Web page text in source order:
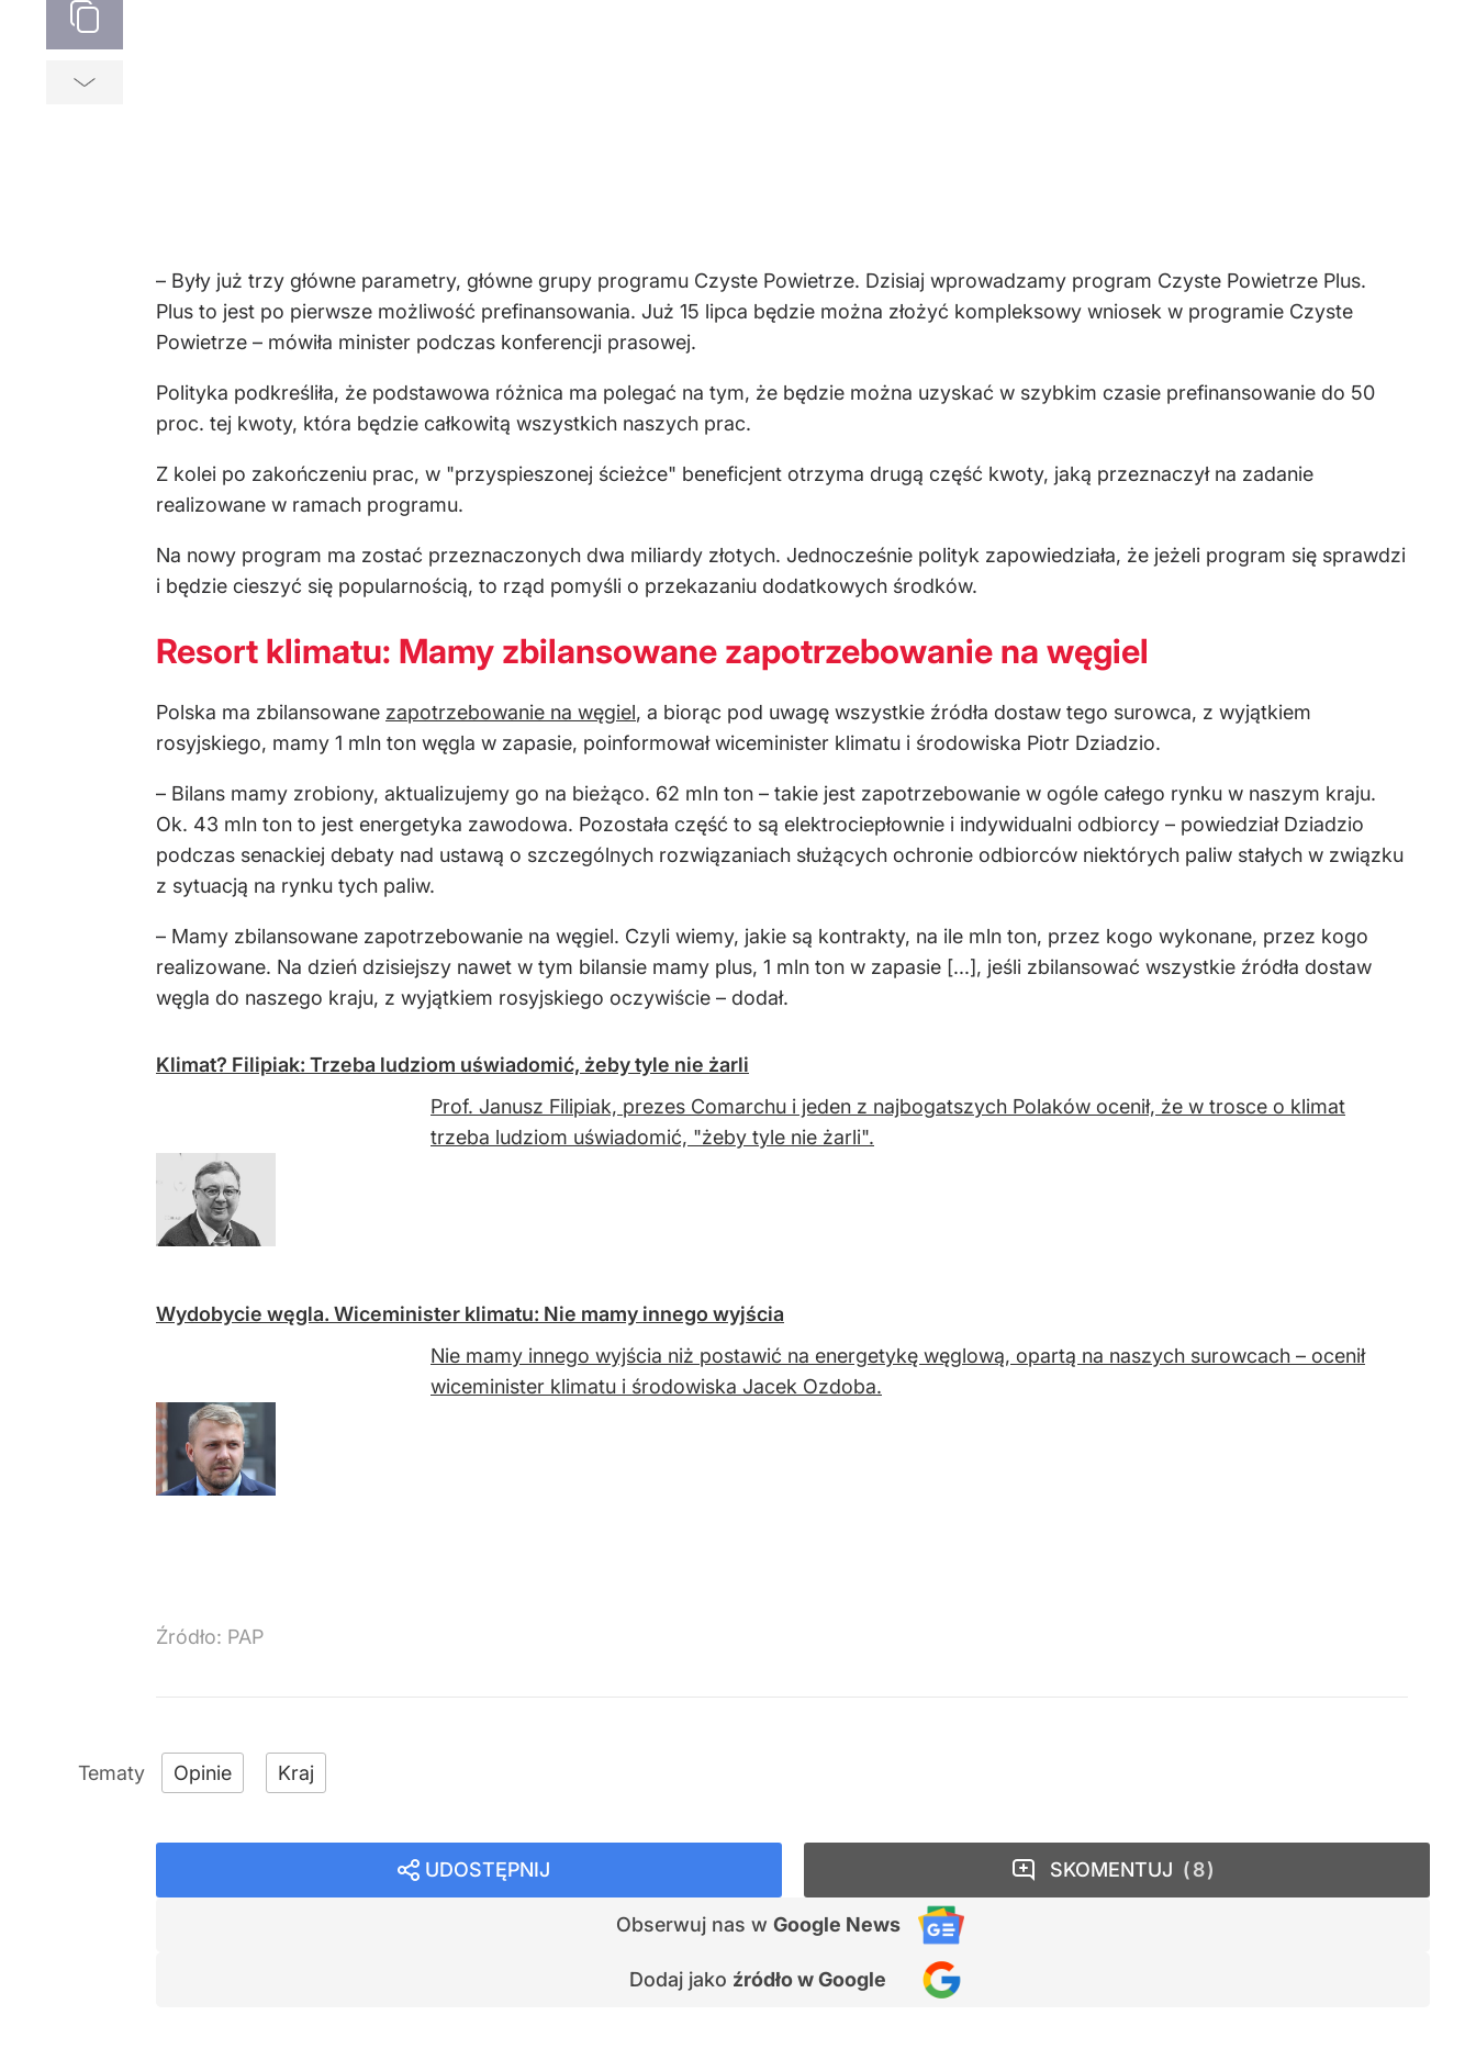
– Były już trzy główne parametry, główne grupy programu Czyste Powietrze. Dzisiaj wprowadzamy program Czyste Powietrze Plus.
Plus to jest po pierwsze możliwość prefinansowania. Już 15 lipca będzie można złożyć kompleksowy wniosek w programie Czyste
Powietrze – mówiła minister podczas konferencji prasowej.
Polityka podkreśliła, że podstawowa różnica ma polegać na tym, że będzie można uzyskać w szybkim czasie prefinansowanie do 50
proc. tej kwoty, która będzie całkowitą wszystkich naszych prac.
Z kolei po zakończeniu prac, w "przyspieszonej ścieżce" beneficjent otrzyma drugą część kwoty, jaką przeznaczył na zadanie
realizowane w ramach programu.
Na nowy program ma zostać przeznaczonych dwa miliardy złotych. Jednocześnie polityk zapowiedziała, że jeżeli program się sprawdzi
i będzie cieszyć się popularnością, to rząd pomyśli o przekazaniu dodatkowych środków.
Resort klimatu: Mamy zbilansowane zapotrzebowanie na węgiel
Polska ma zbilansowane zapotrzebowanie na węgiel, a biorąc pod uwagę wszystkie źródła dostaw tego surowca, z wyjątkiem
rosyjskiego, mamy 1 mln ton węgla w zapasie, poinformował wiceminister klimatu i środowiska Piotr Dziadzio.
– Bilans mamy zrobiony, aktualizujemy go na bieżąco. 62 mln ton – takie jest zapotrzebowanie w ogóle całego rynku w naszym kraju.
Ok. 43 mln ton to jest energetyka zawodowa. Pozostała część to są elektrociepłownie i indywidualni odbiorcy – powiedział Dziadzio
podczas senackiej debaty nad ustawą o szczególnych rozwiązaniach służących ochronie odbiorców niektórych paliw stałych w związku
z sytuacją na rynku tych paliw.
– Mamy zbilansowane zapotrzebowanie na węgiel. Czyli wiemy, jakie są kontrakty, na ile mln ton, przez kogo wykonane, przez kogo
realizowane. Na dzień dzisiejszy nawet w tym bilansie mamy plus, 1 mln ton w zapasie [...], jeśli zbilansować wszystkie źródła dostaw
węgla do naszego kraju, z wyjątkiem rosyjskiego oczywiście – dodał.
Klimat? Filipiak: Trzeba ludziom uświadomić, żeby tyle nie żarli
Prof. Janusz Filipiak, prezes Comarchu i jeden z najbogatszych Polaków ocenił, że w trosce o klimat
trzeba ludziom uświadomić, "żeby tyle nie żarli".
Wydobycie węgla. Wiceminister klimatu: Nie mamy innego wyjścia
Nie mamy innego wyjścia niż postawić na energetykę węglową, opartą na naszych surowcach – ocenił
wiceminister klimatu i środowiska Jacek Ozdoba.
Źródło: PAP
Opinie Kraj
UDOSTĘPNIJ
Obserwuj nas w Google News
Dodaj jako źródło w Google
SKOMENTUJ 8